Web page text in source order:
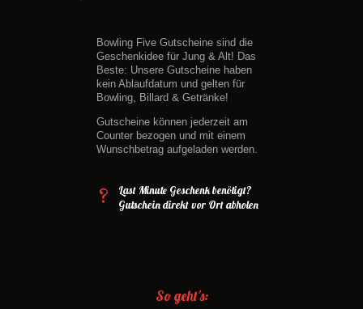
Bowling Five Gutscheine sind die
Geschenkidee für Jung & Alt! Das
Beste: Unsere Gutscheine haben
kein Ablaufdatum und gelten für
Bowling, Billard & Getränke!
Gutscheine können jederzeit am
Counter bezogen und mit einem
Wunschbetrag aufgeladen werden.
Last Minute Geschenk benötigt?
Gutschein direkt vor Ort abholen
So geht's: